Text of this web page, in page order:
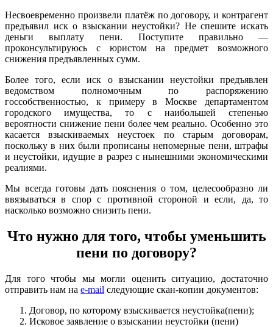
Несвоевременно произвели платёж по договору, и контрагент
предъявил иск о взыскании неустойки? Не спешите искать
деньги выплату пени. Поступите правильно —
проконсультируюсь с юристом на предмет возможного
снижения предъявленных сумм.
Более того, если иск о взыскании неустойки предъявлен
ведомством полномочным по распоряжению
госсобственностью, к примеру в Москве департаментом
городского имущества, то с наибольшей степенью
вероятности снижение пени более чем реально. Особенно это
касается взыскиваемых неустоек по старым договорам,
поскольку в них были прописаны непомерные пени, штрафы
и неустойки, идущие в разрез с нынешними экономическими
реалиями.
Мы всегда готовы дать пояснения о том, целесообразно ли
ввязываться в спор с противной стороной и если, да, то
насколько возможно снизить пени.
Что нужно для того, чтобы уменьшить
пени по договору?
Для того чтобы мы могли оценить ситуацию, достаточно
отправить нам на e-mail следующие скан-копии документов:
Договор, по которому взыскивается неустойка(пени);
Исковое заявление о взыскании неустойки (пени)